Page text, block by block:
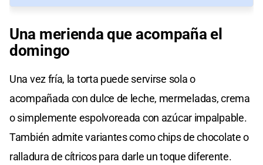
Una merienda que acompaña el
domingo
Una vez fría, la torta puede servirse sola o
acompañada con dulce de leche, mermeladas, crema
o simplemente espolvoreada con azúcar impalpable.
También admite variantes como chips de chocolate o
ralladura de cítricos para darle un toque diferente.